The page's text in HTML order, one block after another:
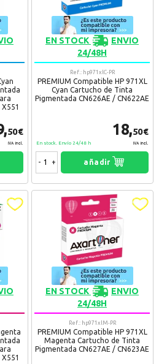
Si
Si
Si
100%
50€
IVA Incl.
EN STOCK
ENVIO
24/48H
Ref.: hp971xlC-PR
PREMIUM Compatible HP 971XL
Cyan Cartucho de Tinta
Pigmentada CN626AE / CN622AE
18,50€
IVA Incl.
En stock. Envío 24/48 h
- + añadir
EN STOCK
ENVIO
24/48H
Ref.: hp971xlM-PR
PREMIUM Compatible HP 971XL
Magenta Cartucho de Tinta
Pigmentada CN627AE / CN623AE